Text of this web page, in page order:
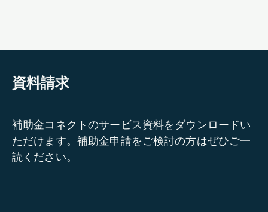
資料請求
補助金コネクトのサービス資料をダウンロードい
ただけます。補助金申請をご検討の方はぜひご一
読ください。